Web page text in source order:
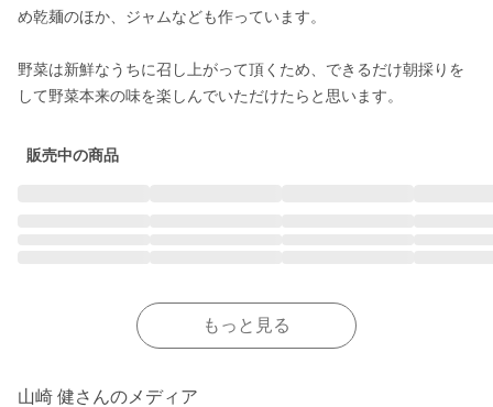
め乾麺のほか、ジャムなども作っています。
野菜は新鮮なうちに召し上がって頂くため、できるだけ朝採りを
して野菜本来の味を楽しんでいただけたらと思います。
販売中の商品
もっと見る
山崎 健さんのメディア